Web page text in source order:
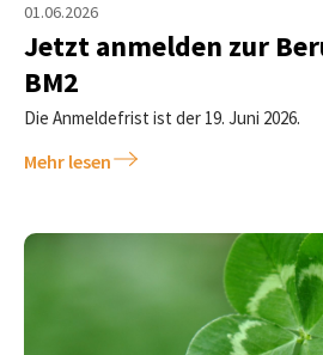
01.06.2026
Jetzt anmelden zur
BM2
Die Anmeldefrist ist der 19. Juni 2026.
Mehr lesen